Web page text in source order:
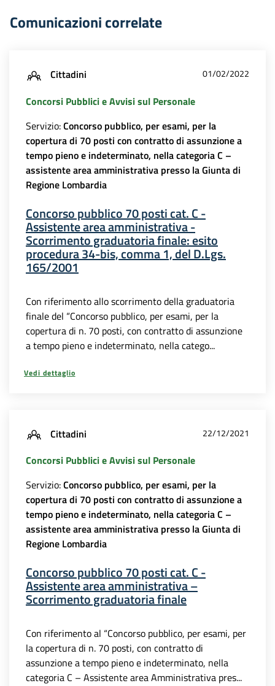
Comunicazioni correlate
Cittadini 01/02/2022
Concorsi Pubblici e Avvisi sul Personale
Servizio:Concorso pubblico, per esami, per la
copertura di 70 posti con contratto di assunzione a
tempo pieno e indeterminato, nella categoria C –
assistente area amministrativa presso la Giunta di
Regione Lombardia
Concorso pubblico 70 posti cat. C -
Assistente area amministrativa -
Scorrimento graduatoria finale: esito
procedura 34-bis, comma 1, del D.Lgs.
165/2001
Con riferimento allo scorrimento della graduatoria
finale del “Concorso pubblico, per esami, per la
copertura di n. 70 posti, con contratto di assunzione
a tempo pieno e indeterminato, nella catego...
Vedi dettaglio
Cittadini 22/12/2021
Concorsi Pubblici e Avvisi sul Personale
Servizio:Concorso pubblico, per esami, per la
copertura di 70 posti con contratto di assunzione a
tempo pieno e indeterminato, nella categoria C –
assistente area amministrativa presso la Giunta di
Regione Lombardia
Concorso pubblico 70 posti cat. C -
Assistente area amministrativa –
Scorrimento graduatoria finale
Con riferimento al “Concorso pubblico, per esami, per
la copertura di n. 70 posti, con contratto di
assunzione a tempo pieno e indeterminato, nella
categoria C – Assistente area Amministrativa pres...